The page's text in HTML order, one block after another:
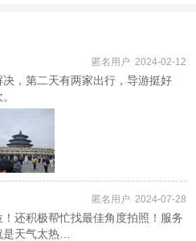
公司代理招徕，委托社为北京去哪游国际
作由委托社及其有资质的地接社提供
请务必仔细阅读
公约，使您的旅程顺利圆满完成，
，请您认真阅读并切实遵守。
匿名用户 2024-02-12
，第二天有两家出行，导游挺好
匿名用户 2024-07-28
还积极帮忙找最佳角度拍照！服务
是天气太热…